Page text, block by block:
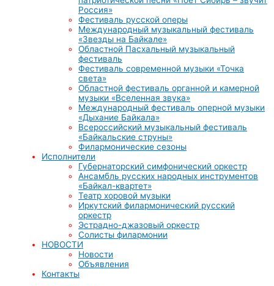
Россия»
Фестиваль русской оперы
Международный музыкальный фестиваль
«Звезды на Байкале»
Областной Пасхальный музыкальный
фестиваль
Фестиваль современной музыки «Точка
света»
Областной фестиваль органной и камерной
музыки «Вселенная звука»
Международный фестиваль оперной музыки
«Дыхание Байкала»
Всероссийский музыкальный фестиваль
«Байкальские струны»
Филармонические сезоны
Исполнители
Губернаторский симфонический оркестр
Ансамбль русских народных инструментов
«Байкал-квартет»
Театр хоровой музыки
Иркутский филармонический русский
оркестр
Эстрадно-джазовый оркестр
Солисты филармонии
НОВОСТИ
Новости
Объявления
Контакты